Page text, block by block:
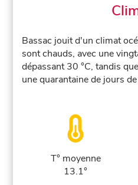
Bassac jouit d'un climat
sont chauds, avec une
dépassant 30 °C, tandis
une quarantaine de jours
T° moyenne
13.1°